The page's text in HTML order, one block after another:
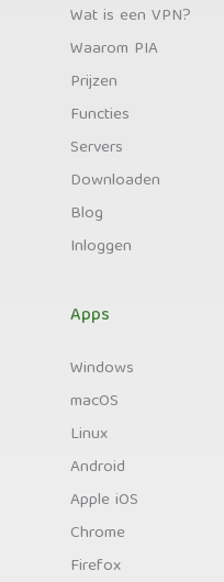
Wat is een VPN?
Waarom PIA
Prijzen
Functies
Servers
Downloaden
Blog
Inloggen
Apps
Windows
macOS
Linux
Android
Apple iOS
Chrome
Firefox